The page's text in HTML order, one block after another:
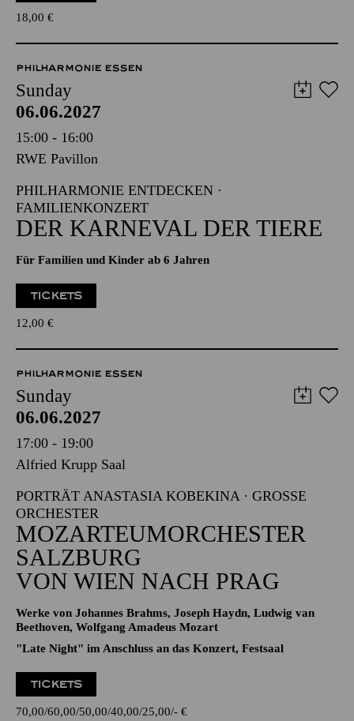
18,00 €
PHILHARMONIE ESSEN
Sunday
06.06.2027
15:00 - 16:00
RWE Pavillon
PHILHARMONIE ENTDECKEN ·
FAMILIENKONZERT
DER KARNEVAL DER TIERE
Für Familien und Kinder ab 6 Jahren
TICKETS
12,00 €
PHILHARMONIE ESSEN
Sunday
06.06.2027
17:00 - 19:00
Alfried Krupp Saal
PORTRÄT ANASTASIA KOBEKINA · GROSSE O
RCHESTER
MOZARTEUMORCHESTER
SALZBURG
VON WIEN NACH PRAG
Werke von Johannes Brahms, Joseph Haydn, Ludwig van
Beethoven, Wolfgang Amadeus Mozart
"Late Night" im Anschluss an das Konzert, Festsaal
TICKETS
70,00 60,00 50,00 40,00 25,00 - €